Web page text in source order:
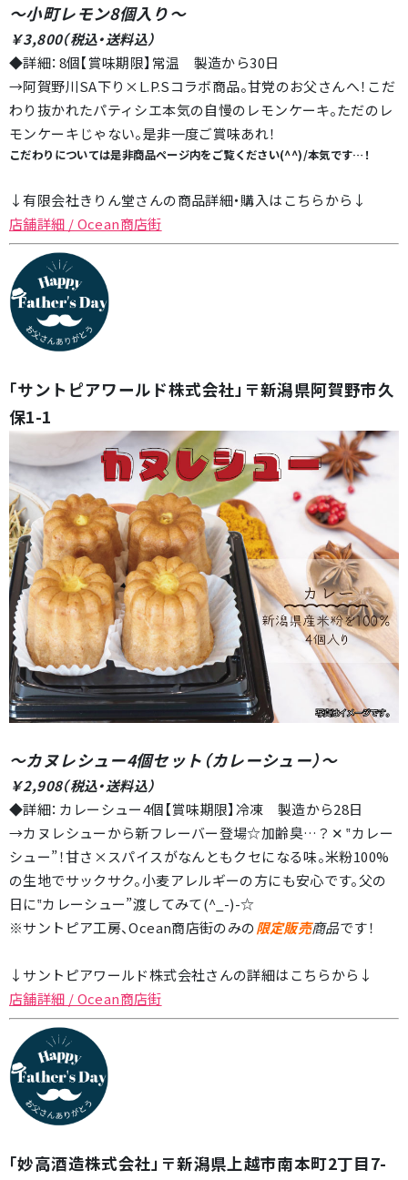
～小町レモン8個入り～
￥3,800（税込・送料込）
◆詳細：8個【賞味期限】常温 製造から30日
→阿賀野川SA下り×L.P.Sコラボ商品。甘党のお父さんへ！こだ
わり抜かれたパティシエ本気の自慢のレモンケーキ。ただのレ
モンケーキじゃない。是非一度ご賞味あれ！
こだわりについては是非商品ページ内をご覧ください(^^)/本気です…！
↓有限会社きりん堂さんの商品詳細・購入はこちらから↓
店舗詳細 / Ocean商店街
「サントピアワールド株式会社」〒新潟県阿賀野市久
保1-1
～カヌレシュー4個セット（カレーシュー）～
￥2,908（税込・送料込）
◆詳細：カレーシュー4個【賞味期限】冷凍 製造から28日
→カヌレシューから新フレーバー登場☆加齢臭…？✕ ‟カレー
シュー”！甘さ×スパイスがなんともクセになる味。米粉100%
の生地でサックサク。小麦アレルギーの方にも安心です。父の
日に‟カレーシュー”渡してみて(^_-)-☆
※サントピア工房、Ocean商店街のみの限定販売商品です！
↓サントピアワールド株式会社さんの詳細はこちらから↓
店舗詳細 / Ocean商店街
「妙高酒造株式会社」〒新潟県上越市南本町2丁目7-